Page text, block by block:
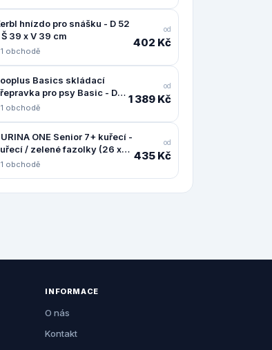
hnízdo pro snášku - D 52
Š 39 x V 39 cm
obchodě
od
402 Kč
Basics skládací
pro psy Basic - D
x Š 61 x V 58 cm
obchodě
od
1 389 Kč
ONE Senior 7+ kuřecí -
/ zelené fazolky (26 x
g)
obchodě
od
435 Kč
INFORMACE
O nás
Kontakt